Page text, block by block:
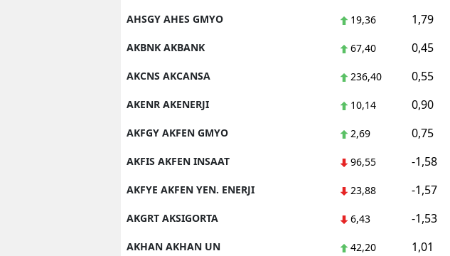
AHSGY AHES GMYO 19,36 1,79
AKBNK AKBANK 67,40 0,45
AKCNS AKCANSA 236,40 0,55
AKENR AKENERJI 10,14 0,90
AKFGY AKFEN GMYO 2,69 0,75
AKFIS AKFEN INSAAT 96,55 -1,58
AKFYE AKFEN YEN. ENERJI 23,88 -1,57
AKGRT AKSIGORTA 6,43 -1,53
AKHAN AKHAN UN 42,20 1,01